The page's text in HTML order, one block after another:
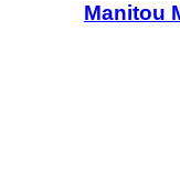
Manitou